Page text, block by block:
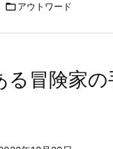
アウトワード
冒険家の